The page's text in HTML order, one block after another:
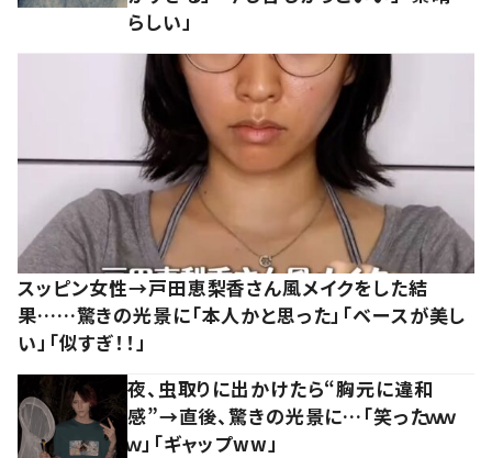
らしい」
スッピン女性→戸田恵梨香さん風メイクをした結
果……驚きの光景に「本人かと思った」「ベースが美し
い」「似すぎ！！」
夜、虫取りに出かけたら“胸元に違和
感”→直後、驚きの光景に…「笑ったｗｗ
ｗ」「ギャップww」